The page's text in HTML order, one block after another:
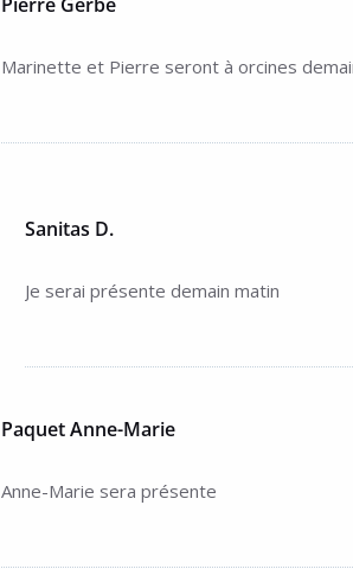
Marinette et Pierre seront à orcines
Sanitas D.
Je serai présente demain matin
Paquet Anne-Marie
Anne-Marie sera présente